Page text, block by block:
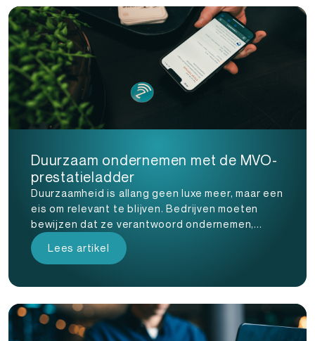
Duurzaam ondernemen met de MVO-
prestatieladder
Duurzaamheid is allang geen luxe meer, maar een
eis om relevant te blijven. Bedrijven moeten
bewijzen dat ze verantwoord ondernemen,...
Lees artikel